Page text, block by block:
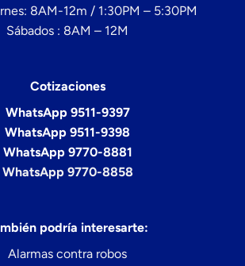
8AM-12m / 1:30PM – 5:30PM
Sábados : 8AM – 12M
Cotizaciones
WhatsApp 9511-9397
WhatsApp 9511-9398
WhatsApp 9770-8881
WhatsApp 9770-8858
podría interesarte:
Alarmas contra robos